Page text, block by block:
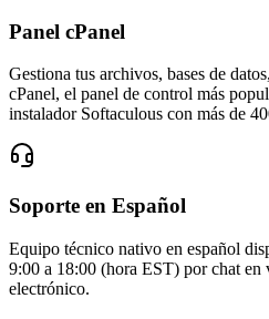
Panel cPanel
Gestiona tus archivos, bases de
cPanel, el panel de control más
instalador Softaculous con más de
Soporte en Español
Equipo técnico nativo en español
9:00 a 18:00 (hora EST) por chat
electrónico.